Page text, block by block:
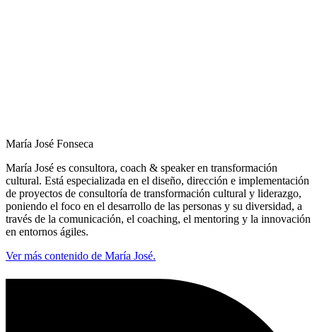
María José Fonseca
María José es consultora, coach & speaker en transformación
cultural. Está especializada en el diseño, dirección e implementación
de proyectos de consultoría de transformación cultural y liderazgo,
poniendo el foco en el desarrollo de las personas y su diversidad, a
través de la comunicación, el coaching, el mentoring y la innovación
en entornos ágiles.
Ver más contenido de María José.